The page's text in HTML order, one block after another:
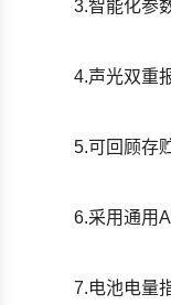
3.智能化参
4.声光双重
5.可回顾存
6.采用通用
7.电池电量